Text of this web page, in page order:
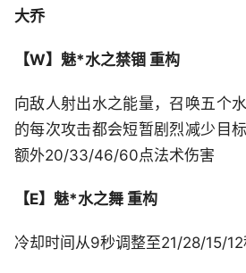
大乔
【W】魅*水之禁锢 重构
向敌人射出水之能量，召唤五个
的每次攻击都会短暂剧烈减少目
额外20/33/46/60点法术伤害
【E】魅*水之舞 重构
冷却时间从9秒调整至21/28/15/12